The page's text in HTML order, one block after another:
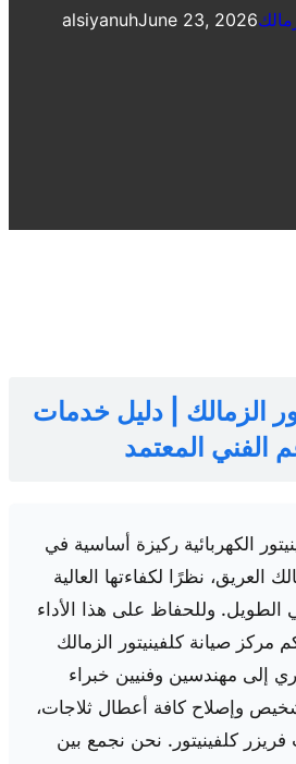
alsiyanuhJune 23, 2026
الزمالك | دليل خدمات
الفني المعتمد
الكهربائية ركيزة أساسية في
العريق، نظرًا لكفاءتها العالية
الطويل. وللحفاظ على هذا الأداء
مركز صيانة كلفينيتور الزمالك
إلى مهندسين وفنيين خبراء
وإصلاح كافة أعطال ثلاجات،
كلفينيتور. نحن نجمع بين